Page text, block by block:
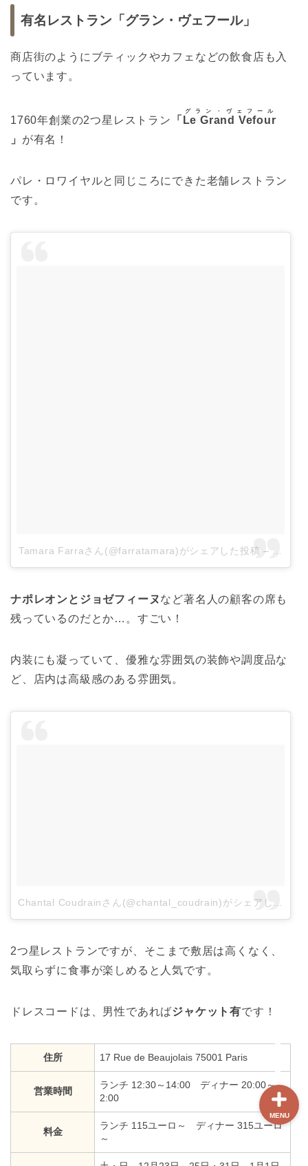
有名レストラン「グラン・ヴェフール」
商店街のようにブティックやカフェなどの飲食店も入
っています。
1760年創業の2つ星レストラン 「 Le Grand Vefour
グラン・ヴェフール
」 が有名！
パレ・ロワイヤルと同じころにできた老舗レストラン
です。
Tamara Farraさん(@farratamara)がシェアした投稿 – 2018
ナポレオンとジョゼフィーヌなど著名人の顧客の席も
残っているのだとか…。すごい！
内装にも凝っていて、優雅な雰囲気の装飾や調度品な
ど、店内は高級感のある雰囲気。
Chantal Coudrainさん(@chantal_coudrain)がシェアした投稿
2つ星レストランですが、そこまで敷居は高くなく、
気取らずに食事が楽しめると人気です。
ドレスコードは、男性であればジャケット有です！
住所 17 Rue de Beaujolais 75001 Paris
営業時間
ランチ 12:30～14:00 ディナー 20:00～2
2:00
料金
ランチ 115ユーロ～ ディナー 315ユーロ
～
MENU
当サイト限定クーポン
フランスボックスについ